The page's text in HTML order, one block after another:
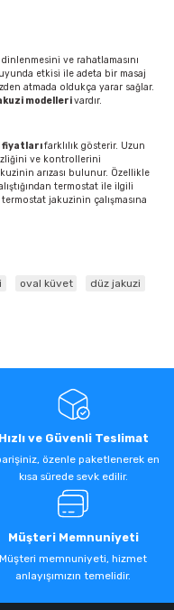
ve rahatlamasını
etkisi ile adeta bir masaj
atmada oldukça yarar sağlar.
modellerivardır.
fiyatlarıfarklılık gösterir. Uzun
ve kontrollerini
arızası bulunur. Özellikle
termostat ile ilgili
jakuzinin çalışmasına
oval küvet düz jakuzi
Hızlı ve Güvenli Teslimat
özenle paketlenerek en
kısa sürede sevk edilir.
Müşteri Memnuniyeti
Müşteri memnuniyeti, hizmet
anlayışımızın temelidir.